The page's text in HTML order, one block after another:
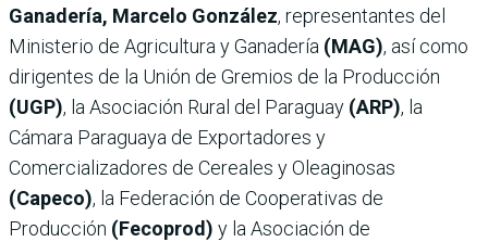
Ganadería, Marcelo González, representantes del
Ministerio de Agricultura y Ganadería (MAG), así como
dirigentes de la Unión de Gremios de la Producción
(UGP), la Asociación Rural del Paraguay (ARP), la
Cámara Paraguaya de Exportadores y
Comercializadores de Cereales y Oleaginosas
(Capeco), la Federación de Cooperativas de
Producción (Fecoprod) y la Asociación de